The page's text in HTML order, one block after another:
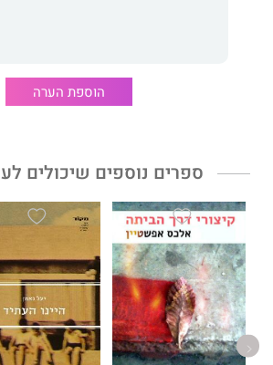
ומתאר את החותם העמוק שטבע בליבם של כל
תמה בר נתן,אחותו של דגן, מתגוררת עם בעלה
אחיה ולצייר במילותיה את אשר לא ניתן
הוספת הערה
ספרים נוספים שיכולים